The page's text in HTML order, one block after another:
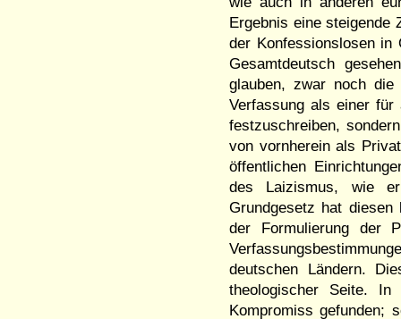
Ergebnis eine steigende
der Konfessionslosen in
Gesamtdeutsch
glauben, zwar noch
Verfassung als einer für
festzuschreiben,
von vornherein als
öffentlichen
des Laizismus, wie
Grundgesetz hat
der Formulierung der
deutschen Ländern.
theologischer Seite.
Kompromiss gefunden;